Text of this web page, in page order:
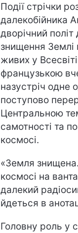
Події стрічки
далекобійника
дворічний
знищення Землі
живих у
французькою
назустріч одне
поступово
Центральною
самотності та
космосі.
«Земля
космосі на
далекий
йдеться в
Головну роль у